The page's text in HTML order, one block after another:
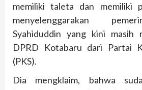
memiliki taleta dan memiliki
menyelenggarakan
Syahiduddin yang kini masih
DPRD Kotabaru dari Partai
(PKS).
Dia mengklaim, bahwa